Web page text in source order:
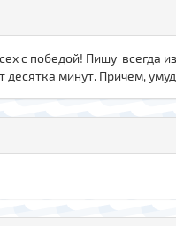
с победой! Пишу всегда
десятка минут. Причем,